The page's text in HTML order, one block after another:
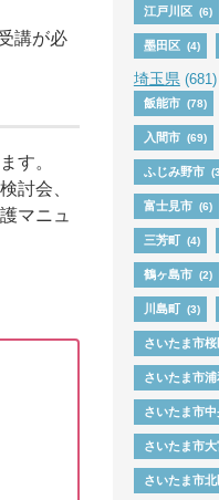
講が必
す。
討会、
マニュ
江戸川区 (6)
墨田区 (4)
埼玉県(681)
飯能市 (78)
入間市 (69)
ふじみ野市
富士見市 (6)
三芳町 (4)
鶴ヶ島市 (2)
川島町 (3)
さいたま市桜
さいたま市
さいたま市
さいたま市
さいたま市北